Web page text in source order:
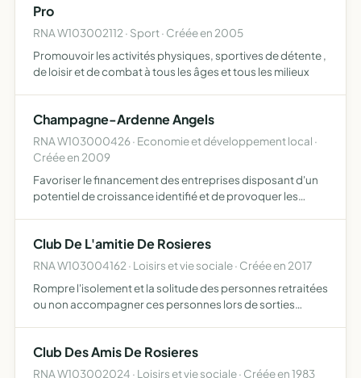
Pro
RNA W103002112 · Sport · Créée en 2005
Promouvoir les activités physiques, sportives de détente ,
de loisir et de combat à tous les âges et tous les milieux
Champagne-Ardenne Angels
RNA W103000426 · Economie et développement local ·
Créée en 2009
Favoriser le financement des entreprises disposant d'un
potentiel de croissance identifié et de provoquer les
Club De L'amitie De Rosieres
RNA W103004162 · Loisirs et vie sociale · Créée en 2017
Rompre l'isolement et la solitude des personnes retraitées
ou non accompagner ces personnes lors de sorties
Club Des Amis De Rosieres
RNA W103002024 · Loisirs et vie sociale · Créée en 1983